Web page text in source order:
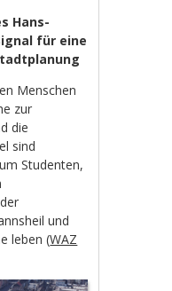
Hans-
für eine
Menschen
zur
die
sind
Studenten,
und
leben (WAZ